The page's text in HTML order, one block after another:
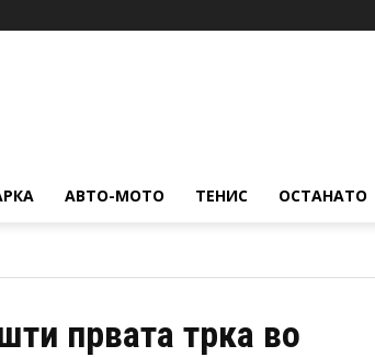
АВТО-МОТО ТЕНИС ОСТАНАТО
првата трка во